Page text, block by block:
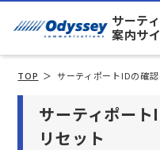
サーテ
案内サ
TOP サーティポートIDの確
サーティポー
リセット